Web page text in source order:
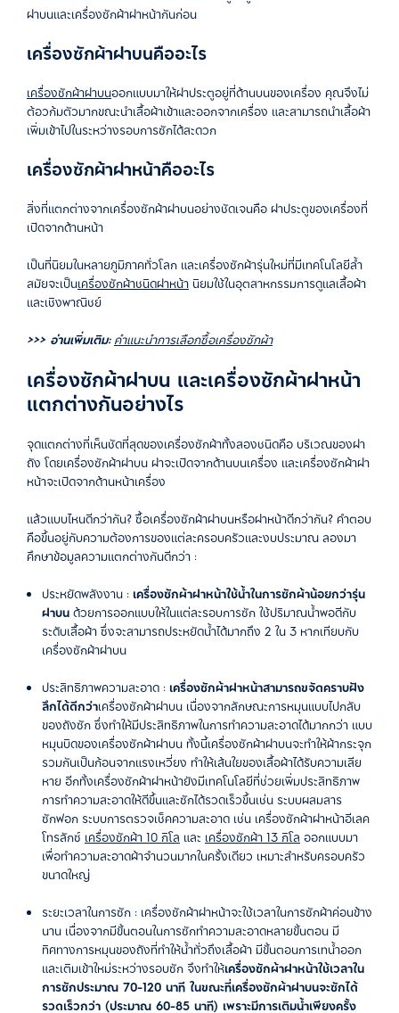
ฝาบนและเครื่องซักผ้าฝาหน้ากันก่อน
เครื่องซักผ้าฝาบนคืออะไร
เครื่องซักผ้าฝาบนออกแบบมาให้ฝาประตูอยู่ที่ด้านบนของเครื่อง คุณจึงไม่
ต้อวก้มตัวมากขณะนำเสื้อผ้าเข้าและออกจากเครื่อง และสามารถนำเสื้อผ้า
เพิ่มเข้าไปในระหว่างรอบการซักได้สะดวก
เครื่องซักผ้าฝาหน้าคืออะไร
สิ่งที่แตกต่างจากเครื่องซักผ้าฝาบนอย่างชัดเจนคือ ฝาประตูของเครื่องที่
เปิดจากด้านหน้า
เป็นที่นิยมในหลายภูมิภาคทั่วโลก และเครื่องซักผ้ารุ่นใหม่ที่มีเทคโนโลยีล้ำ
สมัยจะเป็นเครื่องซักผ้าชนิดฝาหน้า นิยมใช้ในอุตสาหกรรมการดูแลเสื้อผ้า
และเชิงพาณิชย์
>>> อ่านเพิ่มเติม: คำแนะนำการเลือกซื้อเครื่องซักผ้า
เครื่องซักผ้าฝาบน และเครื่องซักผ้าฝาหน้า
แตกต่างกันอย่างไร
จุดแตกต่างที่เห็นชัดที่สุดของเครื่องซักผ้าทั้งสองชนิดคือ บริเวณของฝา
ถัง โดยเครื่องซักผ้าฝาบน ฝาจะเปิดจากด้านบนเครื่อง และเครื่องซักผ้าฝา
หน้าจะเปิดจากด้านหน้าเครื่อง
แล้วแบบไหนดีกว่ากัน? ซื้อเครื่องซักผ้าฝาบนหรือฝาหน้าดีกว่ากัน? คำตอบ
คือขึ้นอยู่กับความต้องการของแต่ละครอบครัวและงบประมาณ ลองมา
ศึกษาข้อมูลความแตกต่างกันดีกว่า :
ประหยัดพลังงาน : เครื่องซักผ้าฝาหน้าใช้น้ำในการซักผ้าน้อยกว่ารุ่น
ฝาบนด้วยการออกแบบให้ในแต่ละรอบการซัก ใช้ปริมาณน้ำพอดีกับ
ระดับเสื้อผ้า ซึ่งจะสามารถประหยัดน้ำได้มากถึง 2 ใน 3 หากเทียบกับ
เครื่องซักผ้าฝาบน
ประสิทธิภาพความสะอาด : เครื่องซักผ้าฝาหน้าสามารถขจัดคราบฝัง
ลึกได้ดีกว่าเครื่องซักผ้าฝาบน เนื่องจากลักษณะการหมุนแบบไปกลับ
ของถังซัก ซึ่งทำให้มีประสิทธิภาพในการทำความสะอาดได้มากกว่า แบบ
หมุนบิดของเครื่องซักผ้าฝาบน ทั้งนี้เครื่องซักผ้าฝาบนจะทำให้ผ้ากระจุก
รวมกันเป็นก้อนจากแรงเหวี่ยง ทำให้เส้นใยของเสื้อผ้าได้รับความเสีย
หาย อีกทั้งเครื่องซักผ้าฝาหน้ายังมีเทคโนโลยีที่ช่วยเพิ่มประสิทธิภาพ
การทำความสะอาดให้ดีขึ้นและซักได้รวดเร็วขึ้นเช่น ระบบผสมสาร
ซักฟอก ระบบการตรวจเช็คความสะอาด เช่น เครื่องซักผ้าฝาหน้าอีเลค
โทรลักซ์ เครื่องซักผ้า 10 กิโล และ เครื่องซักผ้า 13 กิโล ออกแบบมา
เพื่อทำความสะอาดผ้าจำนวนมากในครั้งเดียว เหมาะสำหรับครอบครัว
ขนาดใหญ่
ระยะเวลาในการซัก : เครื่องซักผ้าฝาหน้าจะใช้เวลาในการซักผ้าค่อนข้าง
นาน เนื่องจากมีขั้นตอนในการซักทำความสะอาดหลายขั้นตอน มี
ทิศทางการหมุนของถังที่ทำให้น้ำทั่วถึงเสื้อผ้า มีขั้นตอนการเทน้ำออก
และเติมเข้าใหม่ระหว่างรอบซัก จึงทำให้เครื่องซักผ้าฝาหน้าใช้เวลาใน
การซักประมาณ 70-120 นาที ในขณะที่เครื่องซักผ้าฝาบนจะซักได้
รวดเร็วกว่า (ประมาณ 60-85 นาที) เพราะมีการเติมน้ำเพียงครั้ง